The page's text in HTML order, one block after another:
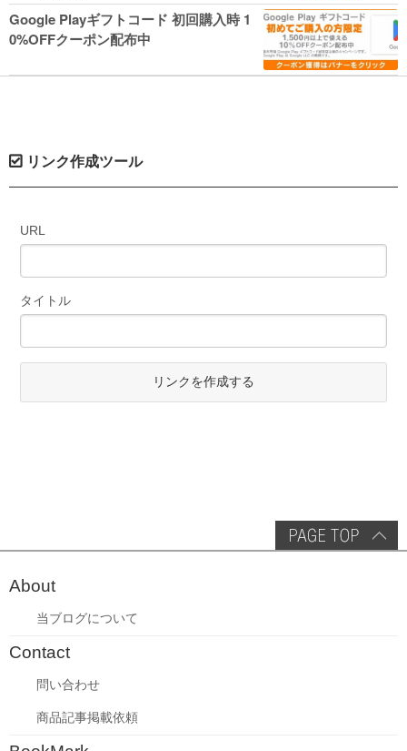
Google Playギフトコード 初回購入時 1
0%OFFクーポン配布中
リンク作成ツール
URL
タイトル
リンクを作成する
About
当ブログについて
Contact
問い合わせ
商品記事掲載依頼